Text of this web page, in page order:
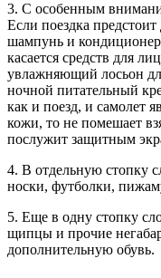
3. С особенным
Если поездка
шампунь и
касается средств для
увлажняющий лосьон
ночной питательный
как и поезд, и самолет
кожи, то не помешает
послужит защитным
4. В отдельную стопку
носки, футболки,
5. Еще в одну стопку
щипцы и прочие
дополнительную обувь.